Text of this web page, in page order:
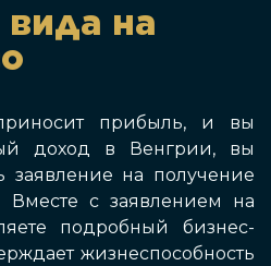
вида на
прибыль, и вы
доход в Венгрии, вы
заявление на получение
Вместе с заявлением на
подробный бизнес-
жизнеспособность